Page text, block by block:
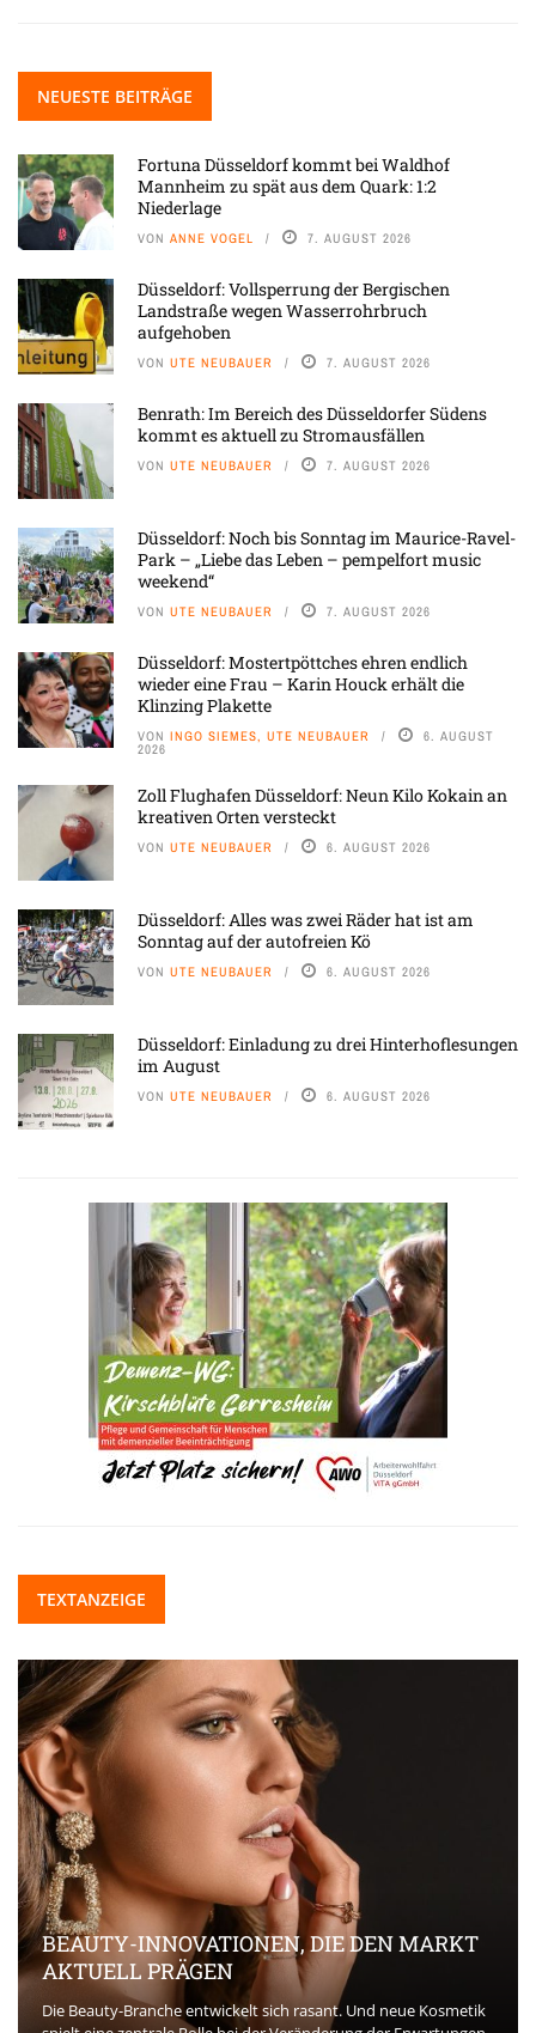
NEUESTE BEITRÄGE
Fortuna Düsseldorf kommt bei Waldhof
Mannheim zu spät aus dem Quark: 1:2
Niederlage
VON ANNE VOGEL 7. AUGUST 2026
Düsseldorf: Vollsperrung der Bergischen
Landstraße wegen Wasserrohrbruch
aufgehoben
VON UTE NEUBAUER 7. AUGUST 2026
Benrath: Im Bereich des Düsseldorfer Südens
kommt es aktuell zu Stromausfällen
VON UTE NEUBAUER 7. AUGUST 2026
Düsseldorf: Noch bis Sonntag im Maurice-Ravel-
Park – „Liebe das Leben – pempelfort music
weekend“
VON UTE NEUBAUER 7. AUGUST 2026
Düsseldorf: Mostertpöttches ehren endlich
wieder eine Frau – Karin Houck erhält die
Klinzing Plakette
VON INGO SIEMES, UTE NEUBAUER 6. AUGUST
2026
Zoll Flughafen Düsseldorf: Neun Kilo Kokain an
kreativen Orten versteckt
VON UTE NEUBAUER 6. AUGUST 2026
Düsseldorf: Alles was zwei Räder hat ist am
Sonntag auf der autofreien Kö
VON UTE NEUBAUER 6. AUGUST 2026
Düsseldorf: Einladung zu drei Hinterhoflesungen
im August
VON UTE NEUBAUER 6. AUGUST 2026
TEXTANZEIGE
BEAUTY-INNOVATIONEN, DIE DEN MARKT
AKTUELL PRÄGEN
Die Beauty-Branche entwickelt sich rasant. Und neue Kosmetik